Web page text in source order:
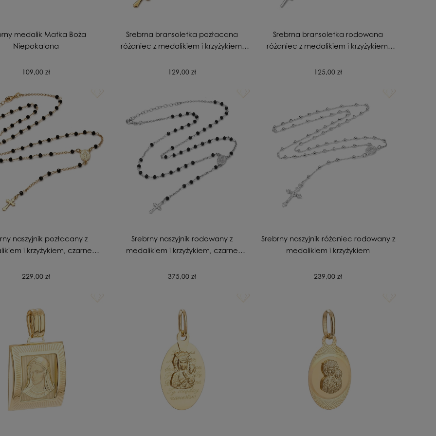
medalik Matka Boża
Niepokalana
109,00 zł
Srebrna bransoletka pozłacana
różaniec z medalikiem i krzyżykiem,
129,00 zł
Srebrna bransoletka rodowana
różaniec z medalikiem i krzyżykiem,
125,00 zł
naszyjnik pozłacany z
i krzyżykiem, czarne
229,00 zł
Srebrny naszyjnik rodowany z
medalikiem i krzyżykiem, czarne
375,00 zł
Srebrny naszyjnik różaniec rodowany z
medalikiem i krzyżykiem
239,00 zł